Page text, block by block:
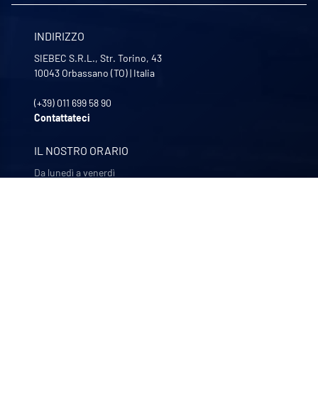
INDIRIZZO
SIEBEC S.R.L., Str. Torino, 43
10043 Orbassano (TO)| Italia
(+39) 011 699 58 90
Contattateci
IL NOSTRO ORARIO
Da lunedì a venerdì